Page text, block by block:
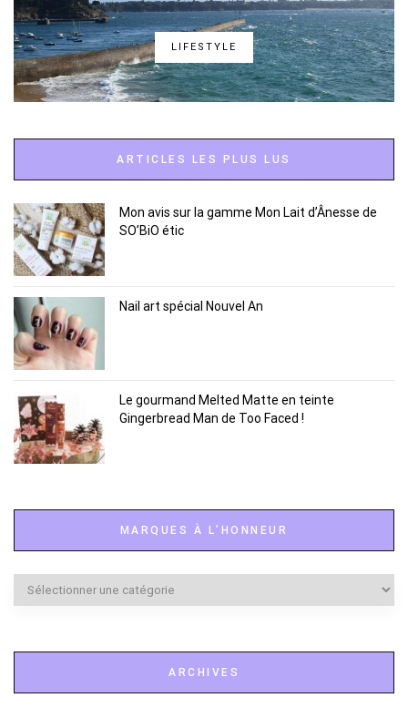
LIFESTYLE
ARTICLES LES PLUS LUS
Mon avis sur la gamme Mon Lait d’Ânesse de
SO’BiO étic
Nail art spécial Nouvel An
Le gourmand Melted Matte en teinte
Gingerbread Man de Too Faced !
MARQUES À L’HONNEUR
Marques
ARCHIVES